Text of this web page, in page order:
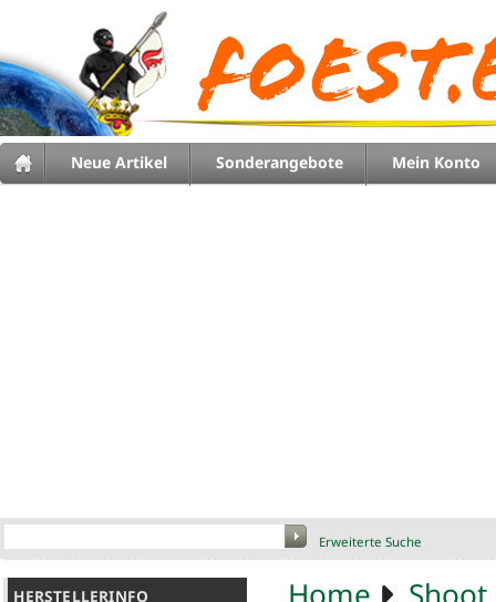
Neue Artikel Sonderangebote Mein Konto
Erweiterte Suche
HERSTELLERINFO Home
Shoot